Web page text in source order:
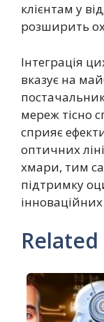
клієнтам у
розширить
Інтеграція
вказує на
мереж тісно
сприяє
оптичних
хмари, тим
підтримку
інноваційних
Related